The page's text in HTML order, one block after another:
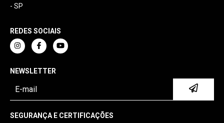
- SP
REDES SOCIAIS
NEWSLETTER
SEGURANÇA E CERTIFICAÇÕES